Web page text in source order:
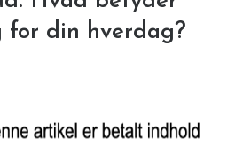
for din hverdag?